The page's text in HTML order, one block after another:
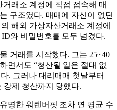
래소 계정에 직접 접속해 매
구조였다. 매매에 자신이 없던
해외 가상자산거래소 계정에
와 비밀번호를 모두 넘겼다.
거래를 시작했다. 그는 25~40
면서도 “청산될 일은 절대 없
. 그러나 대리매매 첫날부터
강제 청산까지 당했다.
명한 워렌버핏 조차 연 평균 수